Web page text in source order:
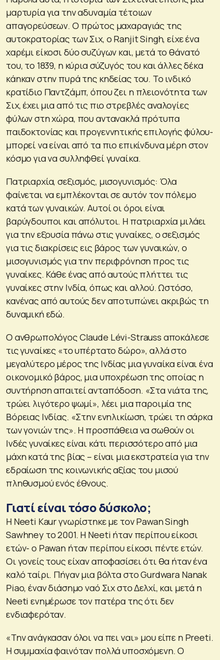
μαρτυρία για την αδυναμία τέτοιων
απαγορεύσεων. Ο πρώτος μαχαραγιάς της
αυτοκρατορίας των Σιχ, ο Ranjit Singh, είχε ένα
χαρέμι είκοσι δύο συζύγων και, μετά το θάνατό
του, το 1839, η κύρια σύζυγός του και άλλες δέκα
κάηκαν στην πυρά της κηδείας του. Το ινδικό
κρατίδιο Παντζάμπ, όπου ζει η πλειονότητα των
Σιχ, έχει μια από τις πιο στρεβλές αναλογίες
φύλων στη χώρα, που αντανακλά πρότυπα
παιδοκτονίας και προγεννητικής επιλογής φύλου-
μπορεί να είναι από τα πιο επικίνδυνα μέρη στον
κόσμο για να συλληφθεί γυναίκα.
Πατριαρχία, σεξισμός, μισογυνισμός: Όλα
φαίνεται να εμπλέκονται σε αυτόν τον πόλεμο
κατά των γυναικών. Αυτοί οι όροι είναι
βαρύγδουποι και απόλυτοι. Η πατριαρχία μιλάει
για την εξουσία πάνω στις γυναίκες, ο σεξισμός
για τις διακρίσεις εις βάρος των γυναικών, ο
μισογυνισμός για την περιφρόνηση προς τις
γυναίκες. Κάθε ένας από αυτούς πλήττει τις
γυναίκες στην Ινδία, όπως και αλλού. Ωστόσο,
κανένας από αυτούς δεν αποτυπώνει ακριβώς τη
δυναμική εδώ.
Ο ανθρωπολόγος Claude Lévi-Strauss αποκάλεσε
τις γυναίκες «το υπέρτατο δώρο», αλλά στο
μεγαλύτερο μέρος της Ινδίας μια γυναίκα είναι ένα
οικονομικό βάρος, μια υποχρέωση της οποίας η
συντήρηση απαιτεί ανταπόδοση. «Στα νιάτα της,
τρώει λιγότερο ψωμί», λέει μια παροιμία της
Βόρειας Ινδίας. «Στην ενηλικίωση, τρώει τη σάρκα
των γονιών της». Η προσπάθεια να σωθούν οι
Ινδές γυναίκες είναι κάτι περισσότερο από μια
μάχη κατά της βίας – είναι μια εκστρατεία για την
εδραίωση της κοινωνικής αξίας του μισού
πληθυσμού ενός έθνους.
Γιατί είναι τόσο δύσκολο;
Η Neeti Kaur γνωρίστηκε με τον Pawan Singh
Sawhney το 2001. Η Neeti ήταν περίπου είκοσι
ετών- ο Pawan ήταν περίπου είκοσι πέντε ετών.
Οι γονείς τους είχαν αποφασίσει ότι θα ήταν ένα
καλό ταίρι. Πήγαν μια βόλτα στο Gurdwara Nanak
Piao, έναν διάσημο ναό Σιχ στο Δελχί, και μετά η
Neeti ενημέρωσε τον πατέρα της ότι δεν
ενδιαφερόταν.
«Την ανάγκασαν όλοι να πει ναι» μου είπε η Preeti.
Η συμμαχία φαινόταν πολλά υποσχόμενη. Ο